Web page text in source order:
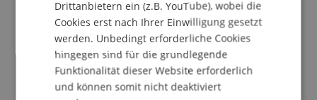
Marktplätzen mit eigenen Ökosystemen und
innovativen Geschäftsmodellen. Das dabei
entstehende «Internet of Money» wird die
Finanzindustrie in den kommenden Jahren stark
beeinflussen.
Drittanbietern ein (z.B. YouTube), wobei die
Cookies erst nach Ihrer Einwilligung gesetzt
werden. Unbedingt erforderliche Cookies
hingegen sind für die grundlegende
Funktionalität dieser Website erforderlich
und können somit nicht deaktiviert